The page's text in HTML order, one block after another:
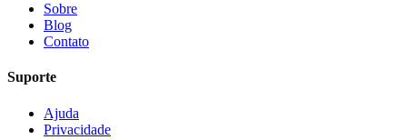
Sobre
Blog
Contato
Suporte
Ajuda
Privacidade